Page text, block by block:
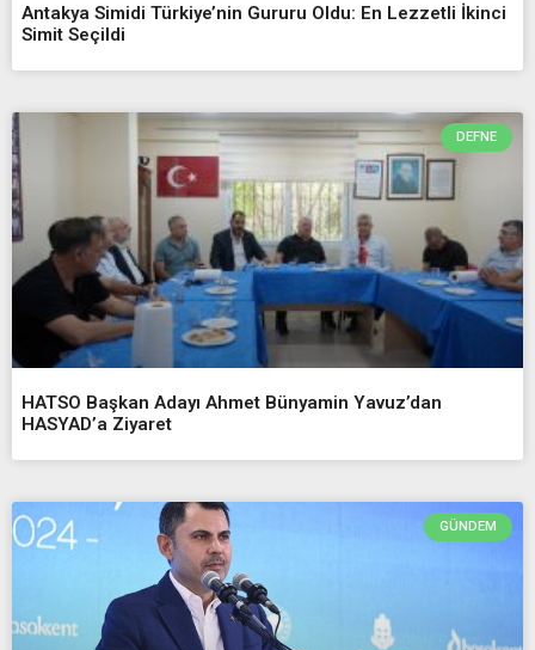
Antakya Simidi Türkiye’nin Gururu Oldu: En Lezzetli İkinci
Simit Seçildi
DEFNE
HATSO Başkan Adayı Ahmet Bünyamin Yavuz’dan
HASYAD’a Ziyaret
GÜNDEM